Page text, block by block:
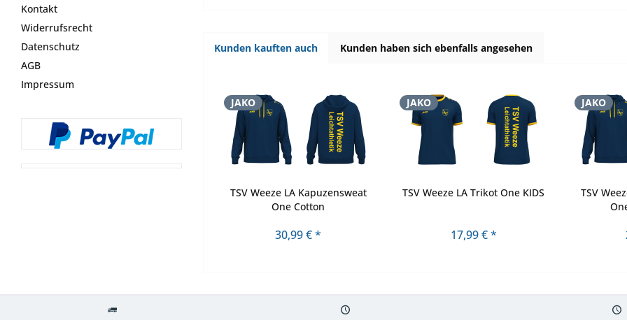
Kontakt
Widerrufsrecht
Datenschutz
AGB
Impressum
Kunden kauften auch Kunden haben sich ebenfalls angesehen
JAKO
TSV Weeze LA Kapuzensweat
One Cotton
30,99 € *
JAKO
TSV Weeze LA Trikot One KIDS
17,99 € *
JAKO
TSV